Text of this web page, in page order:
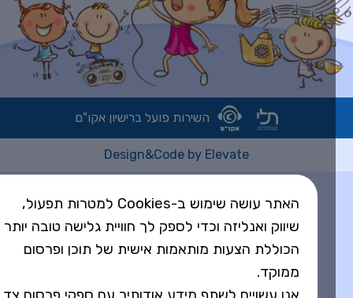
השירות פועל ברישיון אקו"ם
Design&Code by Elevate
האתר עושה שימוש ב-Cookies למטרות תפעול,
שיווק ואנליזה וכדי לספק לך חוויית גלישה טובה יותר
הכוללת הצעות מותאמות אישית של תוכן ופרסום
ממוקד.